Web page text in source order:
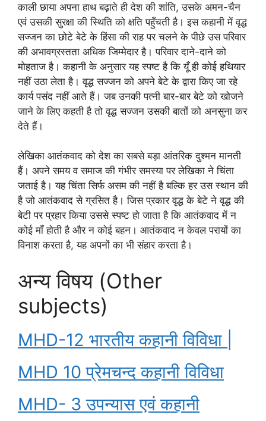
काली छाया अपना हाथ बढ़ाते ही देश की शांति, उसके अमन-चैन
एवं उसकी सुरक्षा की स्थिति को क्षति पहुँचती है। इस कहानी में वृद्ध
सज्जन का छोटे बेटे के हिंसा की राह पर चलने के पीछे उस परिवार
की अभावग्रस्तता अधिक जिम्मेदार है। परिवार दाने-दाने को
मोहताज है। कहानी के अनुसार यह स्पष्ट है कि यूँ ही कोई हथियार
नहीं उठा लेता है। वृद्ध सज्जन को अपने बेटे के द्वारा किए जा रहे
कार्य पसंद नहीं आते हैं। जब उनकी पत्नी बार-बार बेटे को खोजने
जाने के लिए कहती है तो वृद्ध सज्जन उसकी बातों को अनसुना कर
देते हैं।
लेखिका आतंकवाद को देश का सबसे बड़ा आंतरिक दुश्मन मानती
हैं। अपने समय व समाज की गंभीर समस्या पर लेखिका ने चिंता
जताई है। यह चिंता सिर्फ असम की नहीं है बल्कि हर उस स्थान की
है जो आतंकवाद से ग्रसित है। जिस प्रकार वृद्ध के बेटे ने वृद्ध की
बेटी पर प्रहार किया उससे स्पष्ट हो जाता है कि आतंकवाद में न
कोई माँ होती है और न कोई बहन। आतंकवाद न केवल परायों का
विनाश करता है, यह अपनों का भी संहार करता है।
अन्य विषय (Other
subjects)
MHD-12 भारतीय कहानी विविधा |
MHD 10 प्रेमचन्द कहानी विविधा
MHD- 3 उपन्यास एवं कहानी